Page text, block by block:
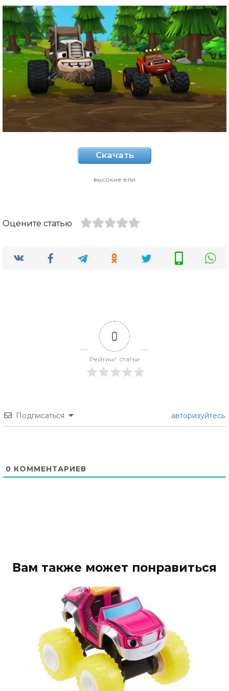
Скачать
высокие ели
Оцените статью
0
Рейтинг статьи
Подписаться авторизуйтесь
0 КОММЕНТАРИЕВ
Вам также может понравиться